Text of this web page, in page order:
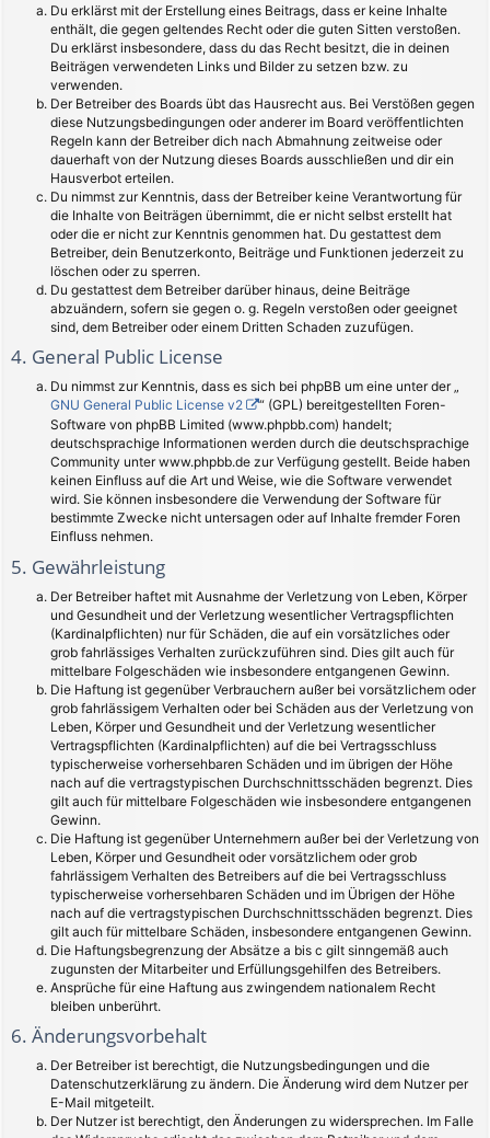
Du erklärst mit der Erstellung eines Beitrags, dass er keine Inhalte
enthält, die gegen geltendes Recht oder die guten Sitten verstoßen.
Du erklärst insbesondere, dass du das Recht besitzt, die in deinen
Beiträgen verwendeten Links und Bilder zu setzen bzw. zu
verwenden.
Der Betreiber des Boards übt das Hausrecht aus. Bei Verstößen gegen
diese Nutzungsbedingungen oder anderer im Board veröffentlichten
Regeln kann der Betreiber dich nach Abmahnung zeitweise oder
dauerhaft von der Nutzung dieses Boards ausschließen und dir ein
Hausverbot erteilen.
Du nimmst zur Kenntnis, dass der Betreiber keine Verantwortung für
die Inhalte von Beiträgen übernimmt, die er nicht selbst erstellt hat
oder die er nicht zur Kenntnis genommen hat. Du gestattest dem
Betreiber, dein Benutzerkonto, Beiträge und Funktionen jederzeit zu
löschen oder zu sperren.
Du gestattest dem Betreiber darüber hinaus, deine Beiträge
abzuändern, sofern sie gegen o. g. Regeln verstoßen oder geeignet
sind, dem Betreiber oder einem Dritten Schaden zuzufügen.
4. General Public License
Du nimmst zur Kenntnis, dass es sich bei phpBB um eine unter der „
GNU General Public License v2
“ (GPL) bereitgestellten Foren-
Software von phpBB Limited (www.phpbb.com) handelt;
deutschsprachige Informationen werden durch die deutschsprachige
Community unter www.phpbb.de zur Verfügung gestellt. Beide haben
keinen Einfluss auf die Art und Weise, wie die Software verwendet
wird. Sie können insbesondere die Verwendung der Software für
bestimmte Zwecke nicht untersagen oder auf Inhalte fremder Foren
Einfluss nehmen.
5. Gewährleistung
Der Betreiber haftet mit Ausnahme der Verletzung von Leben, Körper
und Gesundheit und der Verletzung wesentlicher Vertragspflichten
(Kardinalpflichten) nur für Schäden, die auf ein vorsätzliches oder
grob fahrlässiges Verhalten zurückzuführen sind. Dies gilt auch für
mittelbare Folgeschäden wie insbesondere entgangenen Gewinn.
Die Haftung ist gegenüber Verbrauchern außer bei vorsätzlichem oder
grob fahrlässigem Verhalten oder bei Schäden aus der Verletzung von
Leben, Körper und Gesundheit und der Verletzung wesentlicher
Vertragspflichten (Kardinalpflichten) auf die bei Vertragsschluss
typischerweise vorhersehbaren Schäden und im übrigen der Höhe
nach auf die vertragstypischen Durchschnittsschäden begrenzt. Dies
gilt auch für mittelbare Folgeschäden wie insbesondere entgangenen
Gewinn.
Die Haftung ist gegenüber Unternehmern außer bei der Verletzung von
Leben, Körper und Gesundheit oder vorsätzlichem oder grob
fahrlässigem Verhalten des Betreibers auf die bei Vertragsschluss
typischerweise vorhersehbaren Schäden und im Übrigen der Höhe
nach auf die vertragstypischen Durchschnittsschäden begrenzt. Dies
gilt auch für mittelbare Schäden, insbesondere entgangenen Gewinn.
Die Haftungsbegrenzung der Absätze a bis c gilt sinngemäß auch
zugunsten der Mitarbeiter und Erfüllungsgehilfen des Betreibers.
Ansprüche für eine Haftung aus zwingendem nationalem Recht
bleiben unberührt.
6. Änderungsvorbehalt
Der Betreiber ist berechtigt, die Nutzungsbedingungen und die
Datenschutzerklärung zu ändern. Die Änderung wird dem Nutzer per
E-Mail mitgeteilt.
Der Nutzer ist berechtigt, den Änderungen zu widersprechen. Im Falle